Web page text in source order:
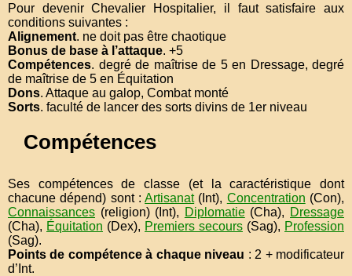
Pour devenir Chevalier Hospitalier, il faut satisfaire aux
conditions suivantes :
Alignement. ne doit pas être chaotique
Bonus de base à l’attaque. +5
Compétences. degré de maîtrise de 5 en Dressage, degré
de maîtrise de 5 en Équitation
Dons. Attaque au galop, Combat monté
Sorts. faculté de lancer des sorts divins de 1er niveau
Compétences
Ses compétences de classe (et la caractéristique dont
chacune dépend) sont :Artisanat(Int), Concentration (Con),
Connaissances (religion) (Int), Diplomatie(Cha), Dressage
(Cha), Équitation (Dex), Premiers secours (Sag), Profession
(Sag).
Points de compétence à chaque niveau : 2 + modificateur
d’Int.